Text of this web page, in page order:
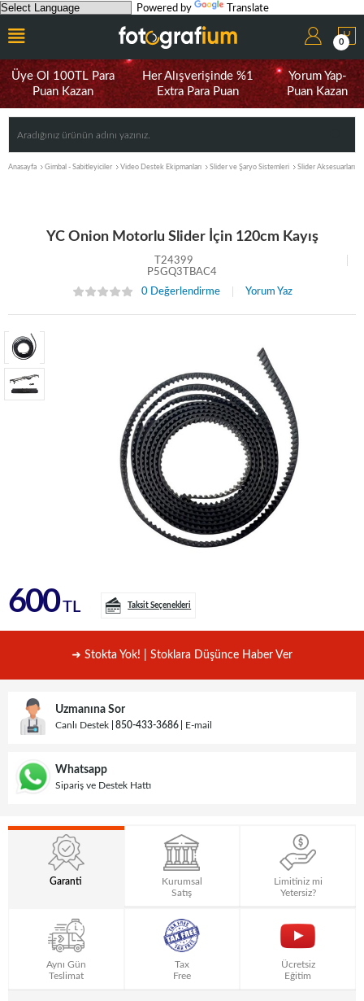
Powered by Translate
0
Üye Ol 100TL Para
Puan Kazan
Her Alışverişinde %1
Extra Para Puan
Yorum Yap-
Puan Kazan
Anasayfa Gimbal - Sabitleyiciler Video Destek Ekipmanları Slider ve Şaryo Sistemleri Slider Aksesuarları
YC Onion Motorlu Slider İçin 120cm Kayış
T24399
P5GQ3TBAC4
0 Değerlendirme
Yorum Yaz
600TL Taksit Seçenekleri
➜ Stokta Yok! | Stoklara Düşünce Haber Ver
Uzmanına Sor
Canlı Destek 850-433-3686 E-mail
Whatsapp
Sipariş ve Destek Hattı
Garanti
Kurumsal
Satış
Limitiniz mi
Yetersiz?
Aynı Gün
Teslimat
Tax
Free
Ücretsiz
Eğitim